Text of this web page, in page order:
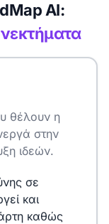
AI:
θέλουν η
στην
ιδεών.
σε
και
καθώς